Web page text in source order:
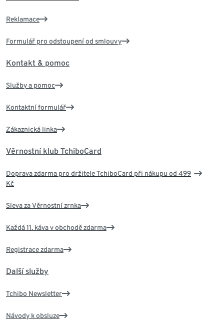
Reklamace
Formulář pro odstoupení od smlouvy
Kontakt & pomoc
Služby a pomoc
Kontaktní formulář
Zákaznická linka
Věrnostní klub TchiboCard
Doprava zdarma pro držitele TchiboCard při nákupu od 499
Kč
Sleva za Věrnostní zrnka
Každá 11. káva v obchodě zdarma
Registrace zdarma
Další služby
Tchibo Newsletter
Návody k obsluze